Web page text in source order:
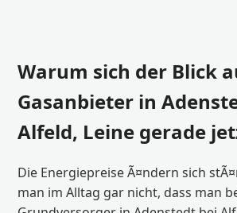
Warum sich der Blick
Gasanbieter in
Alfeld, Leine gerade
Die Energiepreise Ã¤ndern sich
man im Alltag gar nicht, dass man